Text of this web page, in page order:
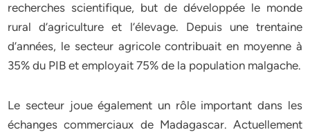
recherches scientifique, but de développée le monde
rural d’agriculture et l’élevage. Depuis une trentaine
d’années, le secteur agricole contribuait en moyenne à
35% du PIB et employait 75% de la population malgache.
Le secteur joue également un rôle important dans les
échanges commerciaux de Madagascar. Actuellement